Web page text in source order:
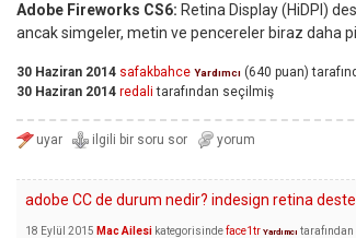
Adobe Fireworks CS6: Retina Display (HiDPI)
ancak simgeler, metin ve pencereler biraz daha
30 Haziran 2014 safakbahce Yardımcı (640 puan)
30 Haziran 2014 redali tarafından seçilmiş
adobe CC de durum nedir? indesign retina
18 Eylül 2015 Mac Ailesi kategorisindeface1tr Yardımcı tarafından